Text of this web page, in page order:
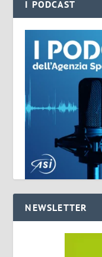
I PODCAST
NEWSLETTER